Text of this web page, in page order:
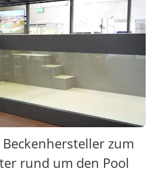
zum
rund um den Pool